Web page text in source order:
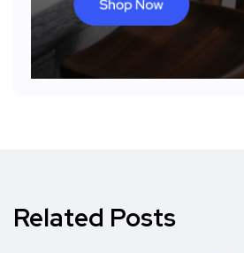
Related Posts